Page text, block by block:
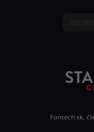
Fontech.sk,